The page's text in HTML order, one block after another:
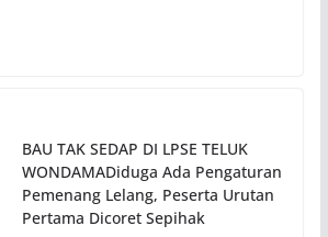
BAU TAK SEDAP DI LPSE TELUK
WONDAMADiduga Ada Pengaturan
Pemenang Lelang, Peserta Urutan
Pertama Dicoret Sepihak